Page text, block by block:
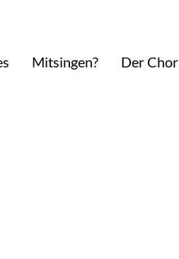
Mitsingen? Der Chor